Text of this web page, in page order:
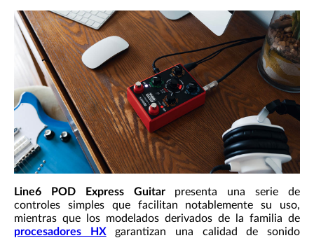
Line6 POD Express Guitar presenta una serie de
controles simples que facilitan notablemente su uso,
mientras que los modelados derivados de la familia de
procesadores HX garantizan una calidad de sonido